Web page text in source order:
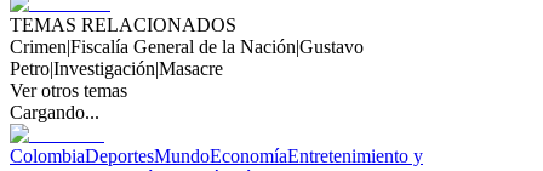
TEMAS RELACIONADOS
Crimen|Fiscalía General de la Nación|Gustavo
Petro|Investigación|Masacre
Ver otros temas
Cargando...
ColombiaDeportesMundoEconomíaEntretenimiento y